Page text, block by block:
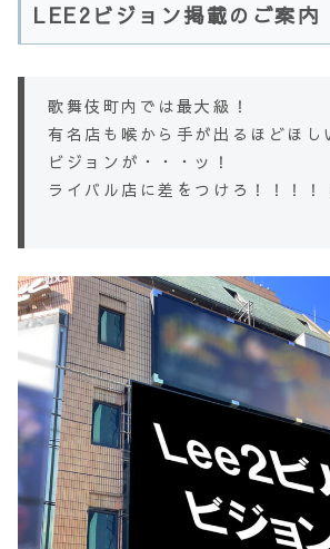
LEE2ビジョン掲載のご案内
歌舞伎町内では最大級！
有名店も喉から手が出るほどほし
ビジョンが・・・ッ！
ライバル店に差をつけろ！！！！